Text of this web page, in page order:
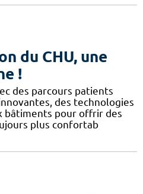
du CHU, une
!
des parcours patients
des technologies
bâtiments pour offrir des
plus confortab